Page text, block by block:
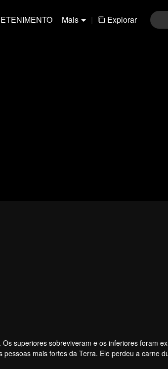
Mais | Explorar
superiores sobreviveram e os inferiores foram
mais fortes da Terra. Ele perdeu a carne
ele desenvolveu um corpo humano. Mais tarde,